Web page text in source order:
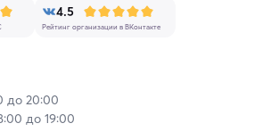
4.5
Рейтинг организации в ВКонтакте
до 20:00
до 19:00